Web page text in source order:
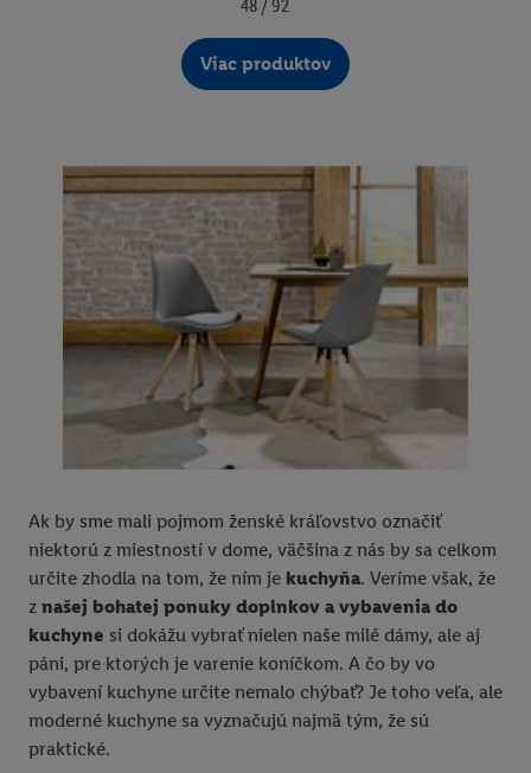
48 / 92
Viac produktov
Ak by sme mali pojmom ženské kráľovstvo označiť
niektorú z miestností v dome, väčšina z nás by sa celkom
určite zhodla na tom, že ním je kuchyňa. Veríme však, že
z našej bohatej ponuky doplnkov a vybavenia do
kuchyne si dokážu vybrať nielen naše milé dámy, ale aj
páni, pre ktorých je varenie koníčkom. A čo by vo
vybavení kuchyne určite nemalo chýbať? Je toho veľa, ale
moderné kuchyne sa vyznačujú najmä tým, že sú
praktické.